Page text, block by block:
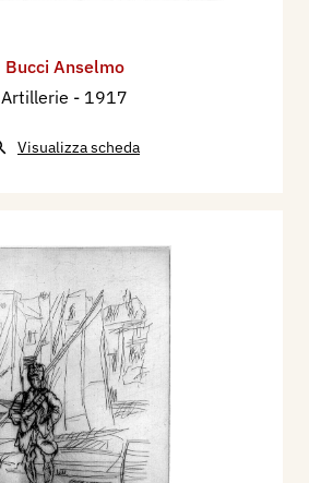
Bucci Anselmo
Artillerie - 1917
Visualizza scheda